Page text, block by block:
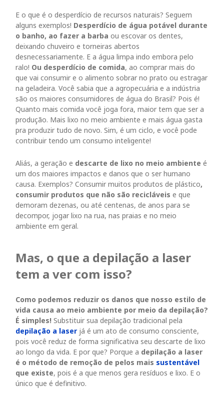
E o que é o desperdício de recursos naturais? Seguem
alguns exemplos! Desperdício de água potável durante
o banho, ao fazer a barba ou escovar os dentes,
deixando chuveiro e torneiras abertos
desnecessariamente. E a água limpa indo embora pelo
ralo! Ou desperdício de comida, ao comprar mais do
que vai consumir e o alimento sobrar no prato ou estragar
na geladeira. Você sabia que a agropecuária e a indústria
são os maiores consumidores de água do Brasil? Pois é!
Quanto mais comida você joga fora, maior tem que ser a
produção. Mais lixo no meio ambiente e mais água gasta
pra produzir tudo de novo. Sim, é um ciclo, e você pode
contribuir tendo um consumo inteligente!
Aliás, a geração e descarte de lixo no meio ambiente é
um dos maiores impactos e danos que o ser humano
causa. Exemplos? Consumir muitos produtos de plástico,
consumir produtos que não são recicláveis e que
demoram dezenas, ou até centenas, de anos para se
decompor, jogar lixo na rua, nas praias e no meio
ambiente em geral.
Mas, o que a depilação a laser
tem a ver com isso?
Como podemos reduzir os danos que nosso estilo de
vida causa ao meio ambiente por meio da depilação?
É simples! Substituir sua depilação tradicional pela
depilação a laser já é um ato de consumo consciente,
pois você reduz de forma significativa seu descarte de lixo
ao longo da vida. E por que? Porque a depilação a laser
é o método de remoção de pelos mais sustentável
que existe, pois é a que menos gera resíduos e lixo. E o
único que é definitivo.